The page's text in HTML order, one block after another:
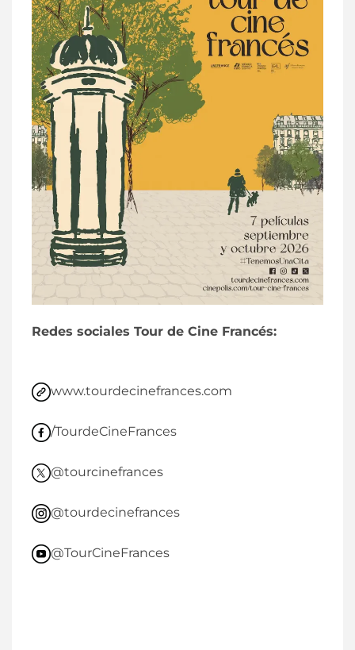
Redes sociales Tour de Cine Francés:
www.tourdecinefrances.com
/TourdeCineFrances
@tourcinefrances
@tourdecinefrances
@TourCineFrances